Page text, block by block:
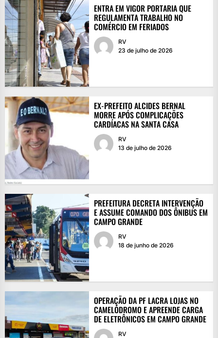
ENTRA EM VIGOR PORTARIA QUE
REGULAMENTA TRABALHO NO
COMÉRCIO EM FERIADOS
RV
23 de julho de 2026
EX-PREFEITO ALCIDES BERNAL
MORRE APÓS COMPLICAÇÕES
CARDÍACAS NA SANTA CASA
RV
13 de julho de 2026
PREFEITURA DECRETA INTERVENÇÃO
E ASSUME COMANDO DOS ÔNIBUS EM
CAMPO GRANDE
RV
18 de junho de 2026
OPERAÇÃO DA PF LACRA LOJAS NO
CAMELÓDROMO E APREENDE CARGA
DE ELETRÔNICOS EM CAMPO GRANDE
RV